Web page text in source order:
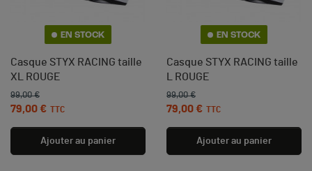
EN STOCK
Casque STYX RACING taille
XL ROUGE
Prix de base
99,00 €
Prix
79,00 € TTC
Ajouter au panier
EN STOCK
Casque STYX RACING taille
L ROUGE
Prix de base
99,00 €
Prix
79,00 € TTC
Ajouter au panier